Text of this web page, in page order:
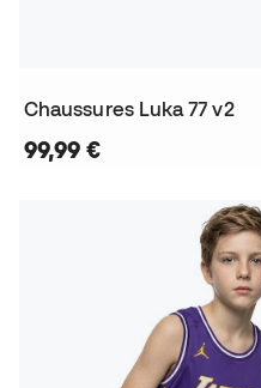
Chaussures Luka 77 v2
99,99 €